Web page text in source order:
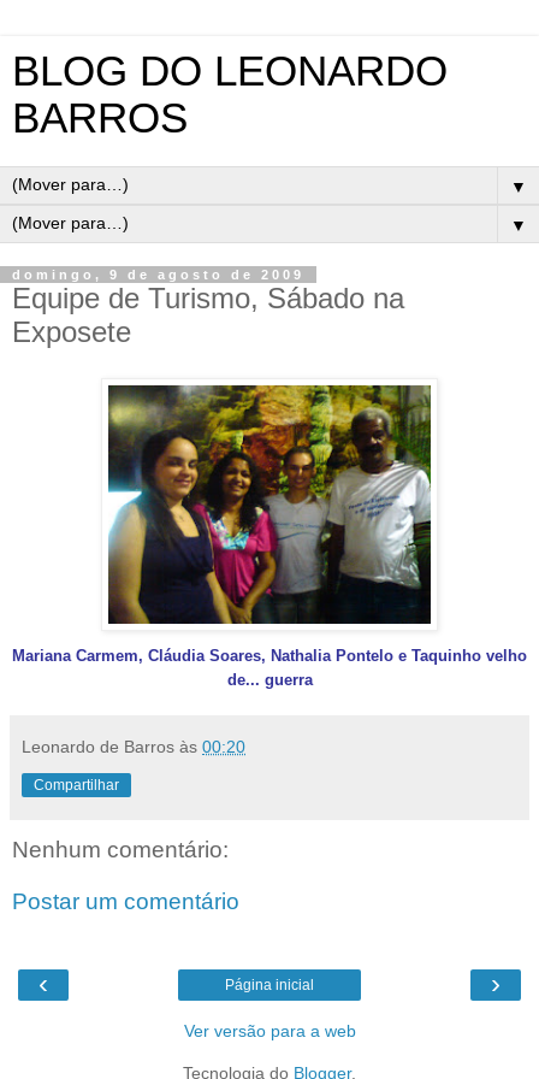
BLOG DO LEONARDO
BARROS
▼
▼
domingo, 9 de agosto de 2009
Equipe de Turismo, Sábado na
Exposete
Mariana Carmem, Cláudia Soares, Nathalia Pontelo e Taquinho velho
de... guerra
Leonardo de Barros às 00:20
Compartilhar
Nenhum comentário:
Postar um comentário
‹ ›
Página inicial
Ver versão para a web
Tecnologia do Blogger.